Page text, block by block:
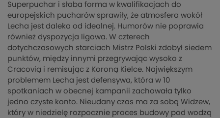
Superpuchar i słaba forma w kwalifikacjach do
europejskich pucharów sprawiły, że atmosfera wokół
Lecha jest daleka od idealnej. Humorów nie poprawia
również dyspozycja ligowa. W czterech
dotychczasowych starciach Mistrz Polski zdobył siedem
punktów, między innymi przegrywając wysoko z
Cracovią i remisując z Koroną Kielce. Największym
problemem Lecha jest defensywa, która w 10
spotkaniach w obecnej kampanii zachowała tylko
jedno czyste konto. Nieudany czas ma za sobą Widzew,
który w niedzielę rozpocznie proces budowy pod wodzą